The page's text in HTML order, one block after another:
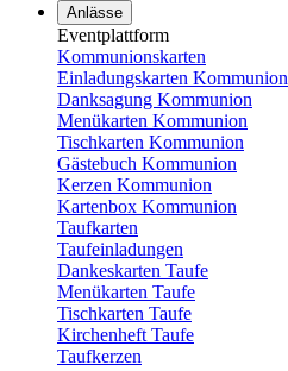
Anlässe
Eventplattform
Kommunionskarten
Einladungskarten Kommunion
Danksagung Kommunion
Menükarten Kommunion
Tischkarten Kommunion
Gästebuch Kommunion
Kerzen Kommunion
Kartenbox Kommunion
Taufkarten
Taufeinladungen
Dankeskarten Taufe
Menükarten Taufe
Tischkarten Taufe
Kirchenheft Taufe
Taufkerzen